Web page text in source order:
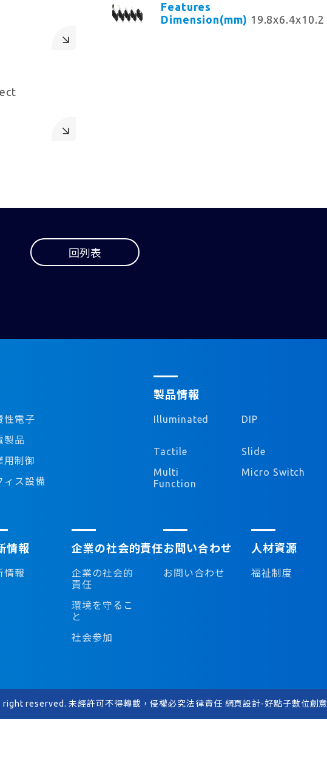
Features
Dimension(mm) 19.8x6.4x10.2
回列表
性電子
製品
用制御
ィス設備
製品情報
Illuminated DIP
Tactile
Slide
Multi
Function
Micro Switch
情報
情報
企業の社会的責任
企業の社会的
責任
環境を守るこ
と
社会参加
お問い合わせ
お問い合わせ
人材資源
福祉制度
reserved. 未經許可不得轉載，侵權必究法律責任 網頁設計-好點子數位創意